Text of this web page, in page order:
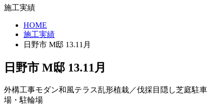
施工実績
HOME
施工実績
日野市 M邸 13.11月
日野市 M邸 13.11月
外構工事モダン和風テラス乱形植栽／伐採目隠し芝庭駐車
場・駐輪場